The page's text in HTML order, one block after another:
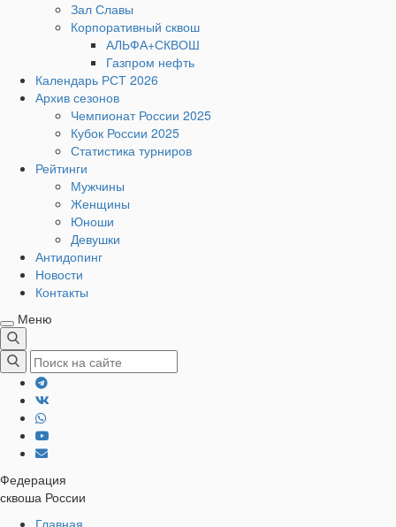
Зал Славы
Корпоративный сквош
АЛЬФА+СКВОШ
Газпром нефть
Календарь РСТ 2026
Архив сезонов
Чемпионат России 2025
Кубок России 2025
Статистика турниров
Рейтинги
Мужчины
Женщины
Юноши
Девушки
Антидопинг
Новости
Контакты
Меню
Федерация
сквоша России
Главная